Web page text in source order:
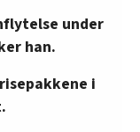
under
han.
i